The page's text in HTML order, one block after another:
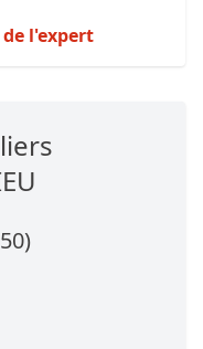
l'expert